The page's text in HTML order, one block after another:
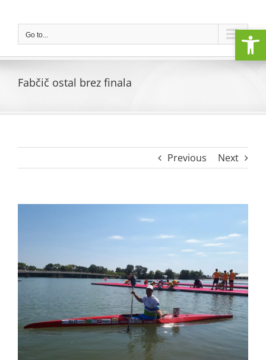
contentGo to...
Fabčič ostal brez finala
Previous Next